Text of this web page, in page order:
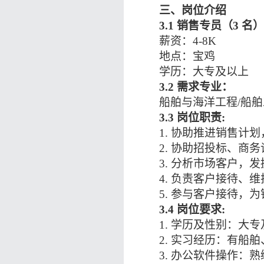
三、岗位介绍
3.1 销售专员（3 名）
薪资： 4-8K
地点：宝鸡
学历：大专及以上
3.2 需求专业：
船舶与海洋工程/船
3.3 岗位职责:
1. 协助推进销售计
2. 协助招投标、商
3. 分析市场客户，
4. 负责客户接待、
5. 参与客户接待，
3.4 岗位要求:
1. 学历及性别：大
2. 实习经历：有船
3. 办公软件操作：